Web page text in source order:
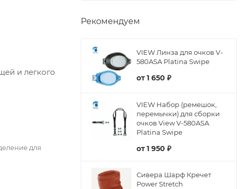
и легкого
для
Рекомендуем
VIEW Линза для очков V-
580ASA Platina Swipe
от1 650 ₽
VIEW Набор (ремешок,
перемычки) для сборки
очков View V-580ASA
Platina Swipe
от1 950 ₽
Сивера Шарф Кречет
Power Stretch